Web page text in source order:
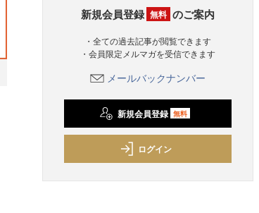
新規会員登録 無料 のご案内
・全ての過去記事が閲覧できます
・会員限定メルマガを受信できます
メールバックナンバー
新規会員登録 無料
ログイン